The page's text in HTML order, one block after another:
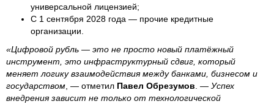
универсальной лицензией;
С 1 сентября 2028 года — прочие кредитные
организации.
«Цифровой рубль — это не просто новый платёжный
инструмент, это инфраструктурный сдвиг, который
меняет логику взаимодействия между банками, бизнесом и
государством , — отметил Павел Обрезумов . — Успех
внедрения зависит не только от технологической